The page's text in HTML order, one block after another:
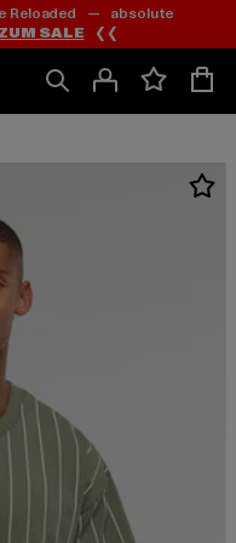
Reloaded — absolute
ZUM SALE ❮❮